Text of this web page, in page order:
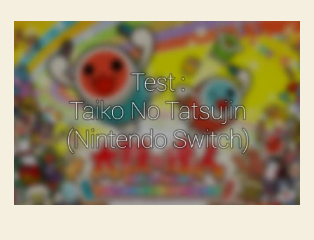
Taiko
no
Tatsujin
–
Drum
‘n’
Fun
(Nintendo
Switch)